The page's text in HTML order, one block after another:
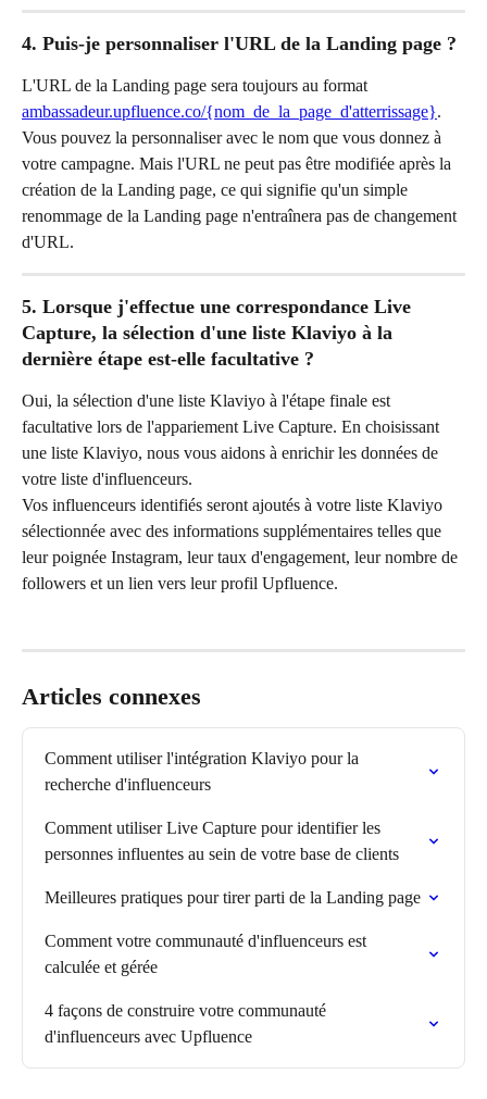
4. Puis-je personnaliser l'URL de la Landing page ?
L'URL de la Landing page sera toujours au format
ambassadeur.upfluence.co/{nom_de_la_page_d'atterrissage}.
Vous pouvez la personnaliser avec le nom que vous donnez à
votre campagne. Mais l'URL ne peut pas être modifiée après la
création de la Landing page, ce qui signifie qu'un simple
renommage de la Landing page n'entraînera pas de changement
d'URL.
5. Lorsque j'effectue une correspondance Live
Capture, la sélection d'une liste Klaviyo à la
dernière étape est-elle facultative ?
Oui, la sélection d'une liste Klaviyo à l'étape finale est
facultative lors de l'appariement Live Capture. En choisissant
une liste Klaviyo, nous vous aidons à enrichir les données de
votre liste d'influenceurs.
Vos influenceurs identifiés seront ajoutés à votre liste Klaviyo
sélectionnée avec des informations supplémentaires telles que
leur poignée Instagram, leur taux d'engagement, leur nombre de
followers et un lien vers leur profil Upfluence.
Articles connexes
Comment utiliser l'intégration Klaviyo pour la
recherche d'influenceurs
Comment utiliser Live Capture pour identifier les
personnes influentes au sein de votre base de clients
Meilleures pratiques pour tirer parti de la Landing page
Comment votre communauté d'influenceurs est
calculée et gérée
4 façons de construire votre communauté
d'influenceurs avec Upfluence